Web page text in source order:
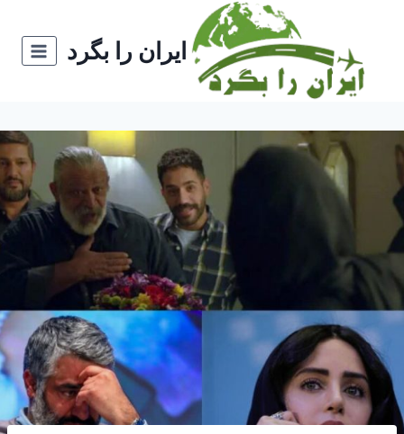
ایران را بگرد